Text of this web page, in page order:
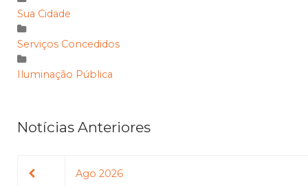
Sua Cidade
Serviços Concedidos
Iluminação Pública
Notícias Anteriores
Ago 2026